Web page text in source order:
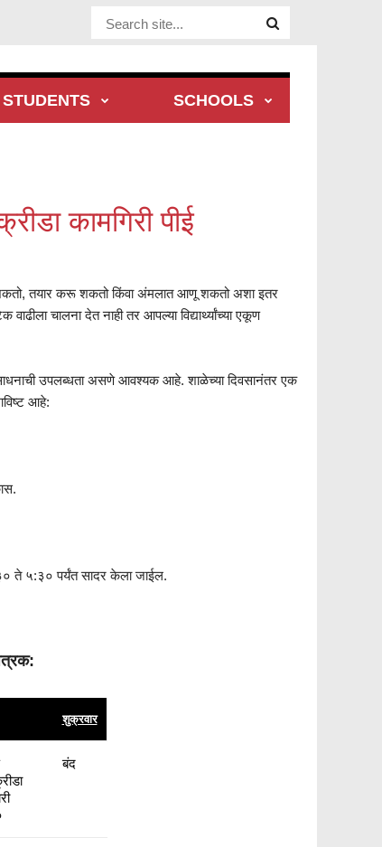
Website
SCHOOLS
कामगिरी पीई
तयार करू शकतो किंवा अंमलात आणू शकतो अशा इतर
चालना देत नाही तर आपल्या विद्यार्थ्यांच्या एकूण
उपलब्धता असणे आवश्यक आहे. शाळेच्या दिवसानंतर एक
आहे:
ते ५:३० पर्यंत सादर केला जाईल.
शुक्रवार
बंद